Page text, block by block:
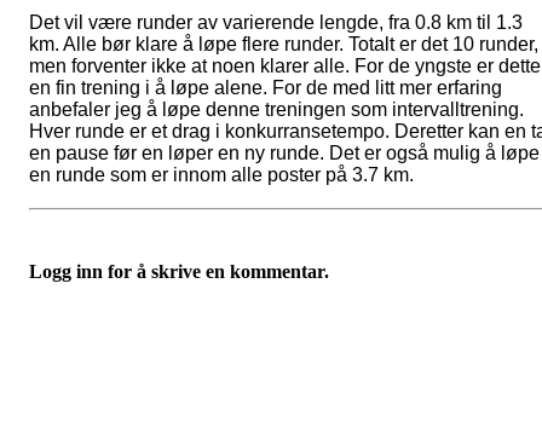
Det vil være runder av varierende lengde, fra 0.8 km til 1.3
km. Alle bør klare å løpe flere runder. Totalt er det 10 runder,
men forventer ikke at noen klarer alle. For de yngste er dette
en fin trening i å løpe alene. For de med litt mer erfaring
anbefaler jeg å løpe denne treningen som intervalltrening.
Hver runde er et drag i konkurransetempo. Deretter kan en
en pause før en løper en ny runde. Det er også mulig å løpe
en runde som er innom alle poster på 3.7 km.
Logg inn for å skrive en kommentar.